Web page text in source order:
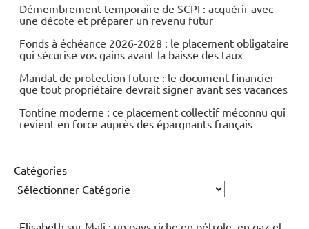
Démembrement temporaire de SCPI : acquérir avec
une décote et préparer un revenu futur
Fonds à échéance 2026-2028 : le placement obligataire
qui sécurise vos gains avant la baisse des taux
Mandat de protection future : le document financier
que tout propriétaire devrait signer avant ses vacances
Tontine moderne : ce placement collectif méconnu qui
revient en force auprès des épargnants français
Catégories
Elisabeth sur Mali : un pays riche en pétrole, en gaz et